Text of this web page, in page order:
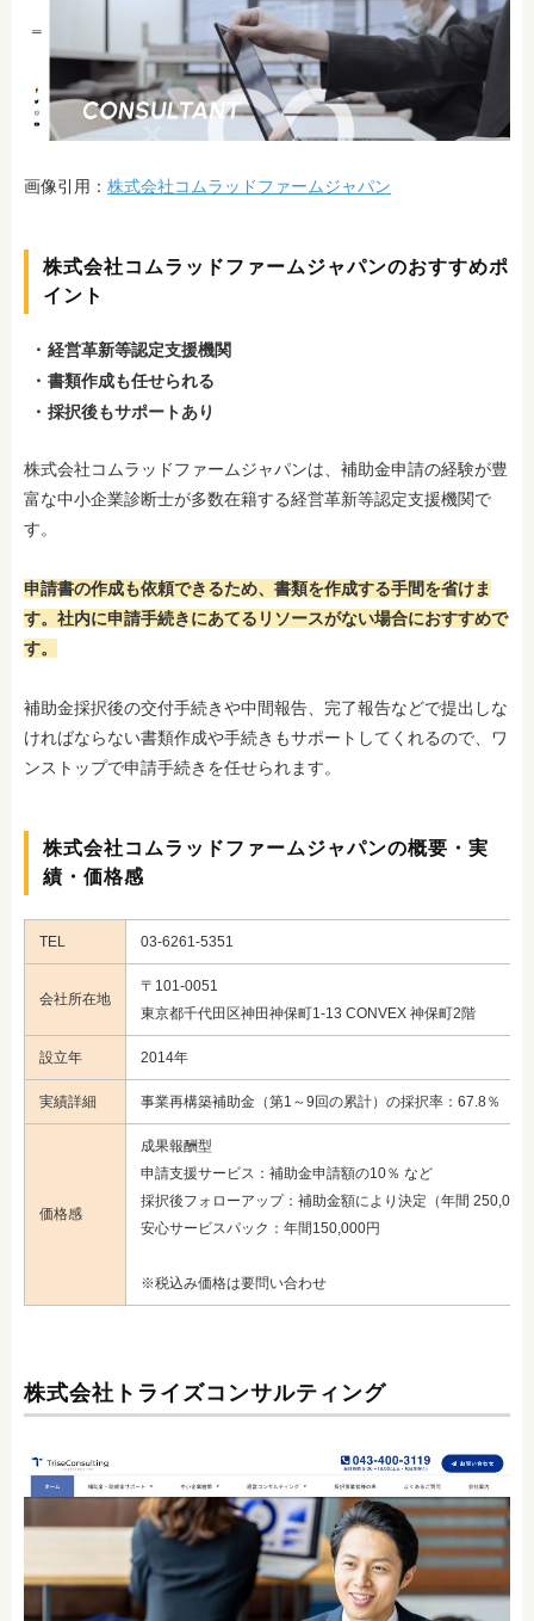
画像引用： 株式会社コムラッドファームジャパン
株式会社コムラッドファームジャパンのおすすめポ
イント
経営革新等認定支援機関
書類作成も任せられる
採択後もサポートあり
株式会社コムラッドファームジャパンは、補助金申請の経験が豊
富な中小企業診断士が多数在籍する経営革新等認定支援機関で
す。
申請書の作成も依頼できるため、書類を作成する手間を省けま
す。社内に申請手続きにあてるリソースがない場合におすすめで
す。
補助金採択後の交付手続きや中間報告、完了報告などで提出しな
ければならない書類作成や手続きもサポートしてくれるので、ワ
ンストップで申請手続きを任せられます。
株式会社コムラッドファームジャパンの概要・実
績・価格感
TEL 03-6261-5351
会社所在地
〒101-0051
東京都千代田区神田神保町1-13 CONVEX 神保町2階
設立年 2014年
実績詳細 事業再構築補助金（第1～9回の累計）の採択率：67.8％
価格感
成果報酬型
申請支援サービス：補助金申請額の10％ など
採択後フォローアップ：補助金額により決定（年間 250,000
安心サービスパック：年間150,000円
※税込み価格は要問い合わせ
株式会社トライズコンサルティング